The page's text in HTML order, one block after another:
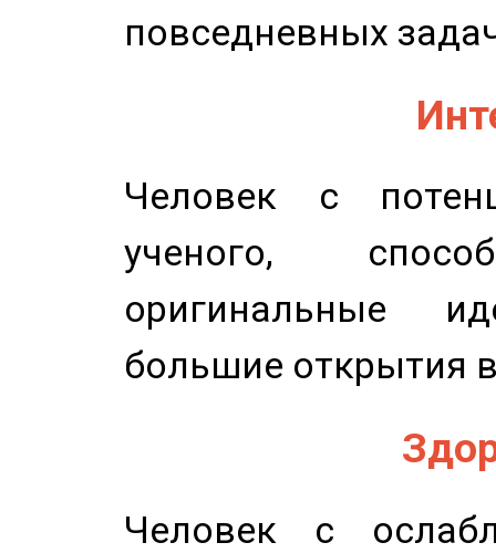
повседневных
Человек с
ученого,
оригинальные
большие открытия
Человек с